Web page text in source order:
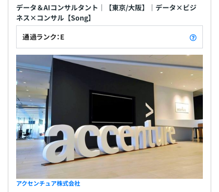
データ＆AIコンサルタント｜【東京/大阪】｜データ×ビジ
ネス×コンサル【Song】
通過ランク：E
アクセンチュア株式会社